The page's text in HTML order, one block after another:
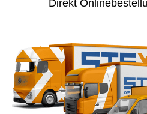
Direkt